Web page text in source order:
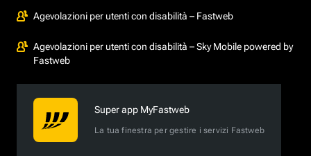
Agevolazioni per utenti con disabilità – Fastweb
Agevolazioni per utenti con disabilità – Sky Mobile powered by
Fastweb
Super app MyFastweb
La tua finestra per gestire i servizi Fastweb